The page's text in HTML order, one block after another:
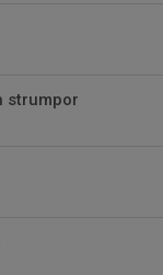
strumpor